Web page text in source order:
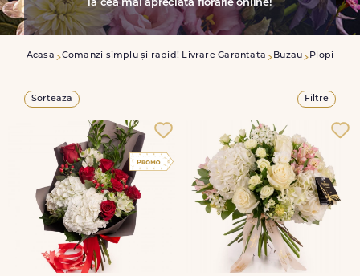
la cea mai apreciată florărie online!
Acasa Comanzi simplu și rapid! Livrare Garantata Buzau Plopi
Sorteaza Filtre